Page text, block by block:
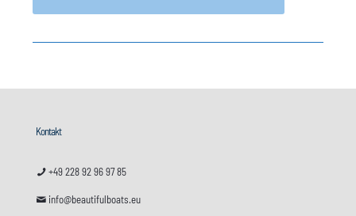
Kontakt
+49 228 92 96 97 85
info@beautifulboats.eu